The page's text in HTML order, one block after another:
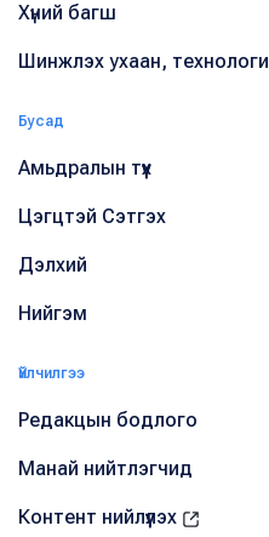
Хүний багш
Шинжлэх ухаан, технологи
Бусад
Амьдралын түүх
Цэгцтэй Сэтгэх
Дэлхий
Нийгэм
Үйлчилгээ
Редакцын бодлого
Манай нийтлэгчид
Контент нийлүүлэх